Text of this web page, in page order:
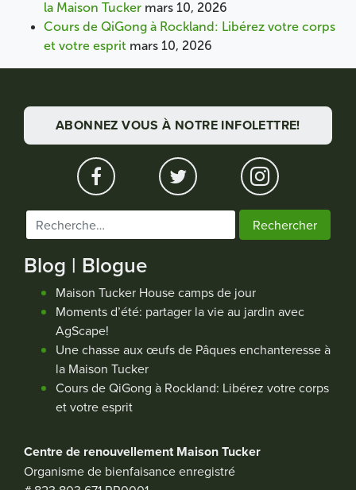
la Maison Tucker mars 10, 2026
Cours de QiGong à Rockland: Libérez votre corps
et votre esprit mars 10, 2026
ABONNEZ VOUS À NOTRE INFOLETTRE!
Rechercher :
Blog | Blogue
Maison Tucker House camps de jour
Moments d’été: partager la vie au jardin avec
AgScape!
Une chasse aux œufs de Pâques enchanteresse à
la Maison Tucker
Cours de QiGong à Rockland: Libérez votre corps
et votre esprit
Centre de renouvellement Maison Tucker
Organisme de bienfaisance enregistré